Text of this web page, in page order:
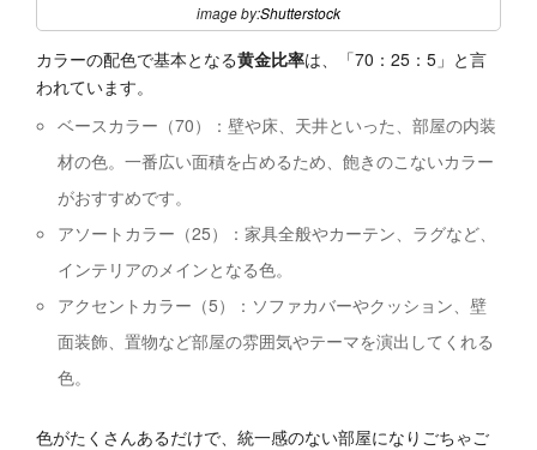
image by:Shutterstock
カラーの配色で基本となる黄金比率は、「70：25：5」と言
われています。
ベースカラー（70）：壁や床、天井といった、部屋の内装
材の色。一番広い面積を占めるため、飽きのこないカラー
がおすすめです。
アソートカラー（25）：家具全般やカーテン、ラグなど、
インテリアのメインとなる色。
アクセントカラー（5）：ソファカバーやクッション、壁
面装飾、置物など部屋の雰囲気やテーマを演出してくれる
色。
色がたくさんあるだけで、統一感のない部屋になりごちゃご